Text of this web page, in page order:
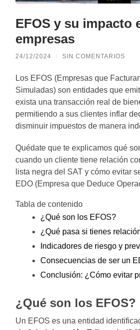
EFOS y su impacto
empresas
24/12/2024 / SIN COMENTARIOS
Los EFOS (Empresas que
Simuladas) son entidades que
exista una transacción real de
permitiendo a sus clientes inflar
disminuir impuestos de manera
Quédate que te explicamos qué
cuando un cliente tiene relación
lista negra del SAT y cómo evitar
EDO (Empresa que Deduce
Tabla de contenido
¿Qué son los EFOS?
¿Qué pasa si tienes
Indicadores de riesgo y
Consecuencias de ser un
Conclusión: ¿Cómo evitar
¿Qué son los EFOS?
Un EFOS es una entidad